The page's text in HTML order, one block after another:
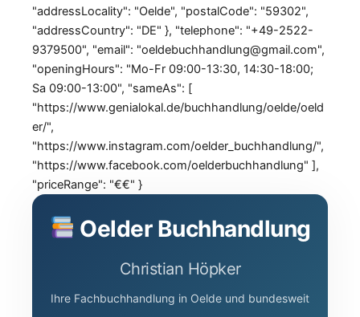
"addressLocality": "Oelde", "postalCode": "59302",
"addressCountry": "DE" }, "telephone": "+49-2522-
9379500", "email": "oeldebuchhandlung@gmail.com",
"openingHours": "Mo-Fr 09:00-13:30, 14:30-18:00;
Sa 09:00-13:00", "sameAs": [
"https://www.genialokal.de/buchhandlung/oelde/oeld
er/",
"https://www.instagram.com/oelder_buchhandlung/",
"https://www.facebook.com/oelderbuchhandlung" ],
"priceRange": "€€" }
Oelder Buchhandlung
Christian Höpker
Ihre Fachbuchhandlung in Oelde und bundesweit